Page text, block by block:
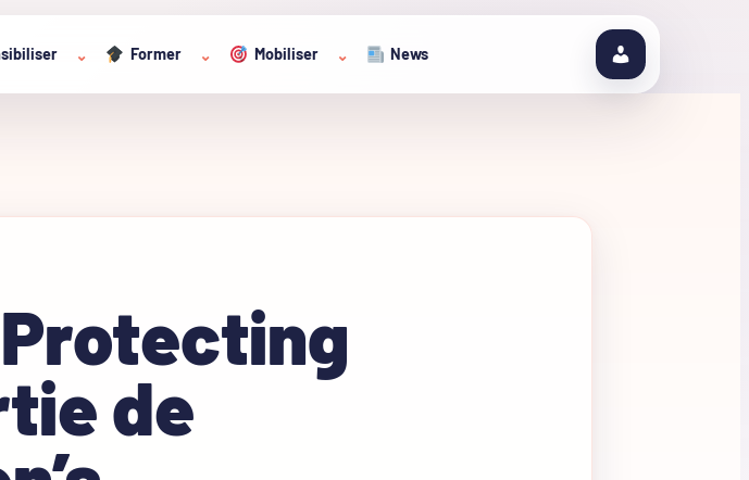
⌄ Former ⌄ Mobiliser ⌄ News
de